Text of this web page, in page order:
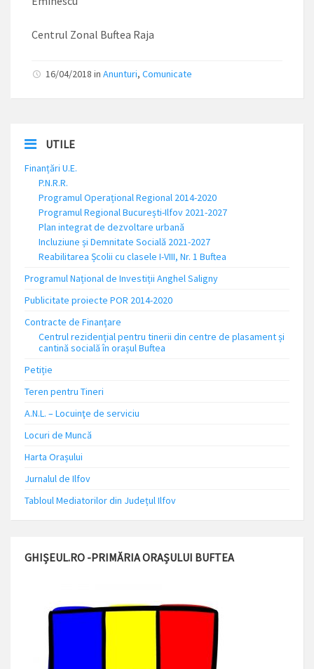
Centrul Zonal Buftea Raja
16/04/2018 in Anunturi, Comunicate
UTILE
Finanțări U.E.
P.N.R.R.
Programul Operațional Regional 2014-2020
Programul Regional București-Ilfov 2021-2027
Plan integrat de dezvoltare urbană
Incluziune și Demnitate Socială 2021-2027
Reabilitarea Școlii cu clasele I-VIII, Nr. 1 Buftea
Programul Național de Investiții Anghel Saligny
Publicitate proiecte POR 2014-2020
Contracte de Finanțare
Centrul rezidențial pentru tinerii din centre de plasament și
cantină socială în orașul Buftea
Petiție
Teren pentru Tineri
A.N.L. – Locuinţe de serviciu
Locuri de Muncă
Harta Orașului
Jurnalul de Ilfov
Tabloul Mediatorilor din Județul Ilfov
GHIȘEUL.RO -PRIMĂRIA ORAȘULUI BUFTEA